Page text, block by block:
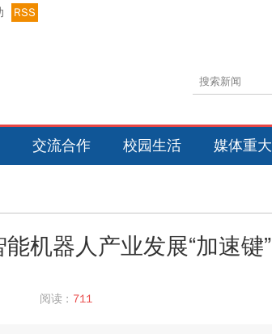
RSS
交流合作 校园生活 媒体重大
机器人产业发展“加速键”
阅读 : 711